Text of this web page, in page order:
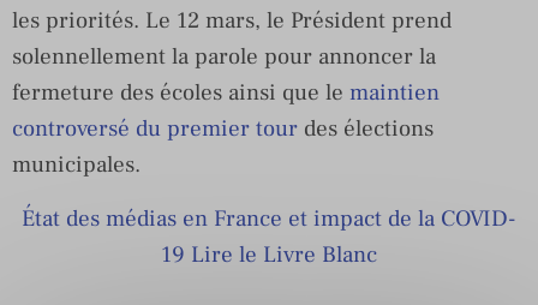
les priorités. Le 12 mars, le Président prend
solennellement la parole pour annoncer la
fermeture des écoles ainsi que le maintien
controversé du premier tour des élections
municipales.
État des médias en France et impact de la COVID-
19 Lire le Livre Blanc